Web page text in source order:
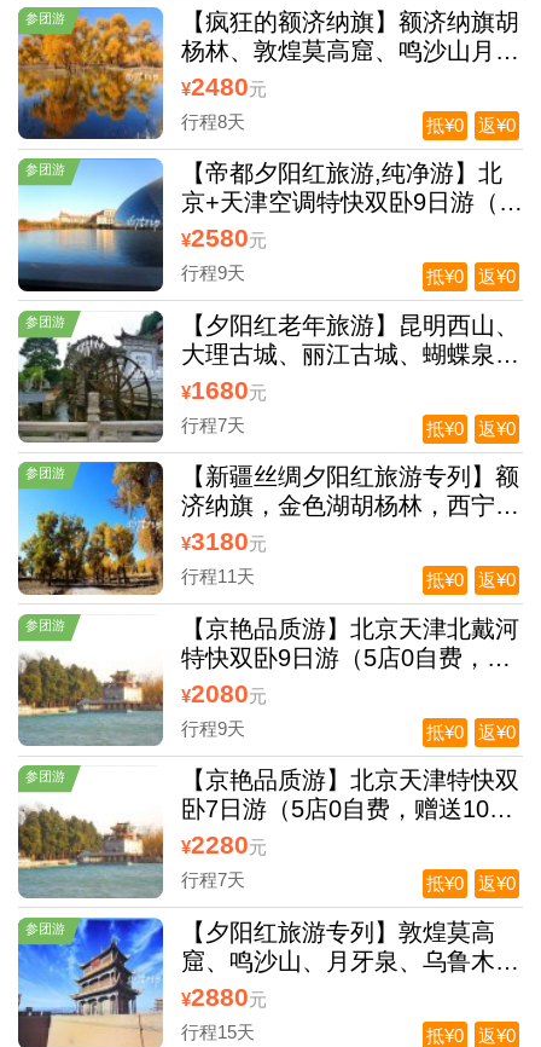
调双卧6日游（全程0自费）
参团游
【疯狂的额济纳旗】额济纳旗胡
杨林、敦煌莫高窟、鸣沙山月牙
泉、嘉峪关城楼、张掖七彩丹霞
地貌双卧8日游，（0自费0购
物）
¥2480元
行程8天
返¥0
抵¥0
参团游
【帝都夕阳红旅游,纯净游】北
京+天津空调特快双卧9日游（0
自费 0 购物；真纯玩赠送1180
元大礼包，景区交通夕阳红旅
游，T8往返
¥2580元
行程9天
返¥0
抵¥0
参团游
【夕阳红老年旅游】昆明西山、
大理古城、丽江古城、蝴蝶泉，
千亩花海，束河，香格里拉虎跳
峡空调双卧休闲7日游
¥1680元
行程7天
返¥0
抵¥0
参团游
【新疆丝绸夕阳红旅游专列】额
济纳旗，金色湖胡杨林，西宁青
海湖、塔尔寺、张掖丹霞地貌、
敦煌莫高窟、鸣沙山月牙泉、新
天山天池、吐鲁番，火焰山，坎
儿井、葡萄沟、二道桥四道桥空
调包列13日（0自费0购物）
¥3180元
行程11天
返¥0
抵¥0
参团游
【京艳品质游】北京天津北戴河
特快双卧9日游（5店0自费，赠
送880大礼包）
¥2080元
行程9天
返¥0
抵¥0
参团游
【京艳品质游】北京天津特快双
卧7日游（5店0自费，赠送1080
大礼包）
¥2280元
行程7天
返¥0
抵¥0
参团游
【夕阳红旅游专列】敦煌莫高
窟、鸣沙山、月牙泉、乌鲁木齐
天山天池、喀什老城、卡拉库里
湖、库尔勒罗卜人村
¥2880元
行程15天
返¥0
抵¥0